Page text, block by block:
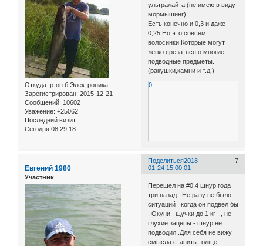
Откуда: р-он б.Электроника
Зарегистрирован: 2015-12-21
Сообщений: 10602
Уважение: +25062
Последний визит:
Сегодня 08:29:18
ультралайта.(не имею в виду
мормышинг)
Есть конечно и 0,3 и даже
0,25.Но это совсем
волосинки.Которые могут
легко срезаться о многие
подводные предметы.
(ракушки,камни и т.д.)
0
Поделиться 7
2018-
01-24 15:00:01
Евгений 1980
Участник
Перешел на #0.4 шнур года
три назад . Не разу не было
ситуаций , когда он подвел бы
. Окуни , щучки до 1 кг . , не
глухие зацепы - шнур не
подводил .Для себя не вижу
смысла ставить толще .